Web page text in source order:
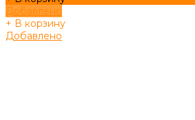
Добавлено
+ В корзину
Добавлено